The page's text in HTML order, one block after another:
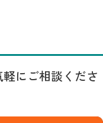
にご相談くださ